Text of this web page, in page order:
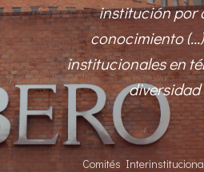
institución por
conocimiento
institucionales en
Comités